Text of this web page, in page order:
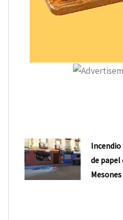
de papel